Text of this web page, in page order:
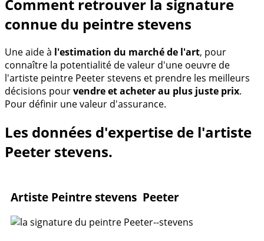
Comment retrouver la signature
connue du peintre stevens
Une aide à l'estimation du marché de l'art, pour
connaître la potentialité de valeur d'une oeuvre de
l'artiste peintre Peeter stevens et prendre les meilleurs
décisions pourvendre et acheter au plus juste prix.
Pour définir une valeur d'assurance.
Les données d'expertise de l'artiste
Peeter stevens.
Artiste Peintre stevens Peeter